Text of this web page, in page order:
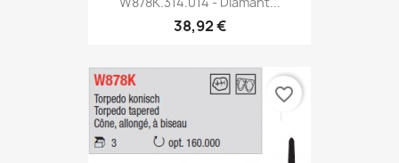
38,92 €
favorite_border